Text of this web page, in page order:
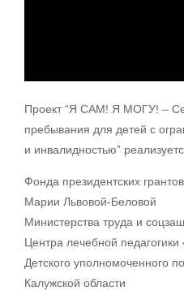
Проект “Я САМ! Я МОГУ! –
пребывания для детей с
и инвалидностью”
Фонда президентских грантов
Марии Львовой-Беловой
Министерства труда и
Центра лечебной
Детского уполномоченного
Калужской области